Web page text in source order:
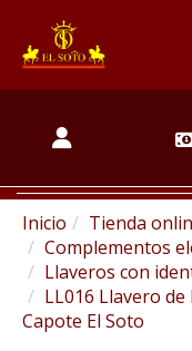
Inicio
Tienda
Complementos
Llaveros con
LL016 Llavero
Capote El Soto